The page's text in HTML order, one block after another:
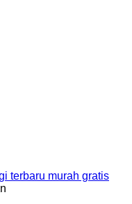
terbaru murah gratis